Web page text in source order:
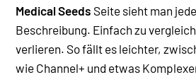
Medical Seeds Seite sieht man
Beschreibung. Einfach zu
verlieren. So fällt es leichter,
wie Channel+ und etwas